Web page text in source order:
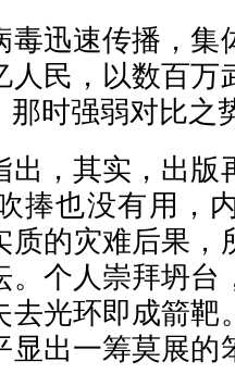
毒迅速传播，集
人民，以数百万
时强弱对比之
出，其实，出版
捧也没有用，
质的灾难后果，
。个人崇拜坍台
去光环即成箭靶
显出一筹莫展的